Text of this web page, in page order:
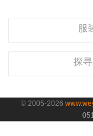
服
探
© 2005-2026